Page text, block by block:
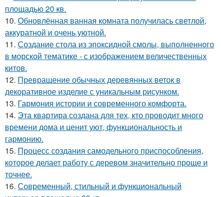
площадью 20 кв.
10. Обновлённая ванная комната получилась светлой,
аккуратной и очень уютной.
11. Создание стола из эпоксидной смолы, выполненного
в морской тематике - с изображением величественных
китов.
12. Превращение обычных деревянных веток в
декоративное изделие с уникальным рисунком.
13. Гармония истории и современного комфорта.
14. Эта квартира создана для тех, кто проводит много
времени дома и ценит уют, функциональность и
гармонию.
15. Процесс создания самодельного приспособления,
которое делает работу с деревом значительно проще и
точнее.
16. Современный, стильный и функциональный